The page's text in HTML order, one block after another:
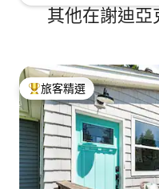
其他在謝迪
旅客精選榜首
旅客精選